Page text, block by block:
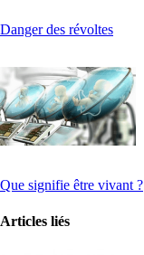
Danger des révoltes
Que signifie être vivant ?
Articles liés